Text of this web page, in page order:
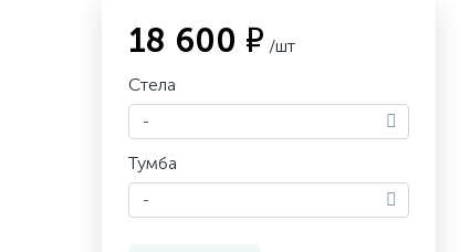
18 600 ₽ /шт
Стела
-
Тумба
-